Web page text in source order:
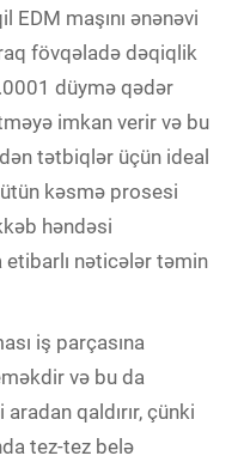
EDM maşını ənənəvi
fövqəladə dəqiqlik
düymə qədər
imkan verir və bu
tətbiqlər üçün ideal
kəsmə prosesi
həndəsi
etibarlı nəticələr təmin
iş parçasına
və bu da
qaldırır, çünki
tez-tez belə